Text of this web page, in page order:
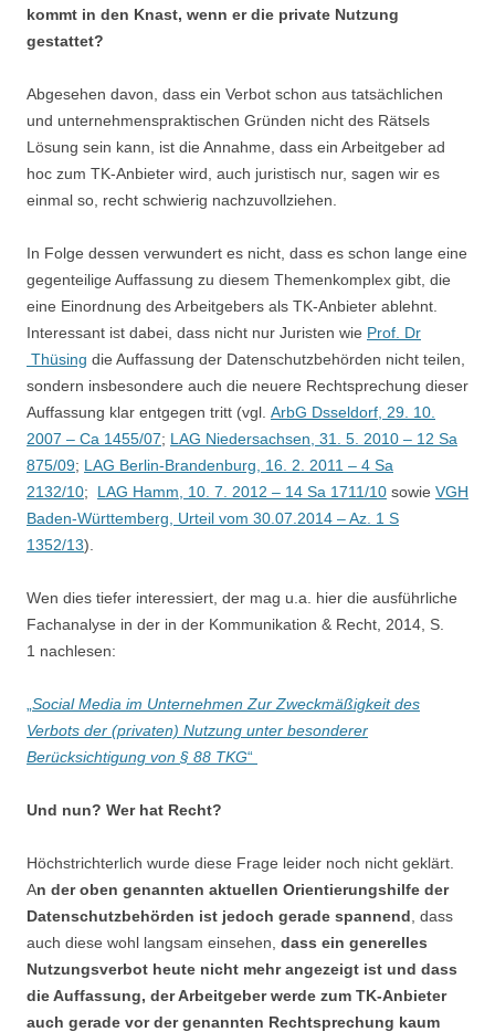
kommt in den Knast, wenn er die private Nutzung
gestattet?
Abgesehen davon, dass ein Verbot schon aus tatsächlichen
und unternehmenspraktischen Gründen nicht des Rätsels
Lösung sein kann, ist die Annahme, dass ein Arbeitgeber ad
hoc zum TK-Anbieter wird, auch juristisch nur, sagen wir es
einmal so, recht schwierig nachzuvollziehen.
In Folge dessen verwundert es nicht, dass es schon lange eine
gegenteilige Auffassung zu diesem Themenkomplex gibt, die
eine Einordnung des Arbeitgebers als TK-Anbieter ablehnt.
Interessant ist dabei, dass nicht nur Juristen wie Prof. Dr
Thüsing die Auffassung der Datenschutzbehörden nicht teilen,
sondern insbesondere auch die neuere Rechtsprechung dieser
Auffassung klar entgegen tritt (vgl. ArbG Dsseldorf, 29. 10.
2007 – Ca 1455/07; LAG Niedersachsen, 31. 5. 2010 – 12 Sa
875/09; LAG Berlin-Brandenburg, 16. 2. 2011 – 4 Sa
2132/10; LAG Hamm, 10. 7. 2012 – 14 Sa 1711/10 sowie VGH
Baden-Württemberg, Urteil vom 30.07.2014 – Az. 1 S
1352/13).
Wen dies tiefer interessiert, der mag u.a. hier die ausführliche
Fachanalyse in der in der Kommunikation & Recht, 2014, S.
1 nachlesen:
Social Media im Unternehmen Zur Zweckmäßigkeit des
Verbots der (privaten) Nutzung unter besonderer
Berücksichtigung von § 88 TKG“
Und nun? Wer hat Recht?
Höchstrichterlich wurde diese Frage leider noch nicht geklärt.
An der oben genannten aktuellen Orientierungshilfe der
Datenschutzbehörden ist jedoch gerade spannend , dass
auch diese wohl langsam einsehen, dass ein generelles
Nutzungsverbot heute nicht mehr angezeigt ist und dass
die Auffassung, der Arbeitgeber werde zum TK-Anbieter
auch gerade vor der genannten Rechtsprechung kaum